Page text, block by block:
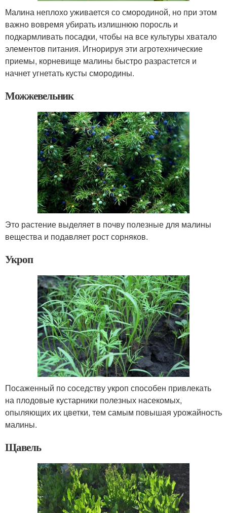
Малина неплохо уживается со смородиной, но при этом
важно вовремя убирать излишнюю поросль и
подкармливать посадки, чтобы на все культуры хватало
элементов питания. Игнорируя эти агротехнические
приемы, корневище малины быстро разрастется и
начнет угнетать кусты смородины.
Можжевельник
Это растение выделяет в почву полезные для малины
вещества и подавляет рост сорняков.
Укроп
Посаженный по соседству укроп способен привлекать
на плодовые кустарники полезных насекомых,
опыляющих их цветки, тем самым повышая урожайность
малины.
Щавель